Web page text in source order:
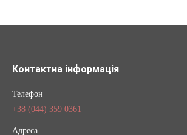
Контактна інформація
Телефон
+38 (044) 359 0361
Адреса